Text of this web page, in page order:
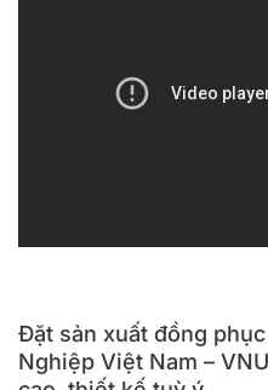
Đặt sản xuất đồng
Nghiệp Việt Nam –